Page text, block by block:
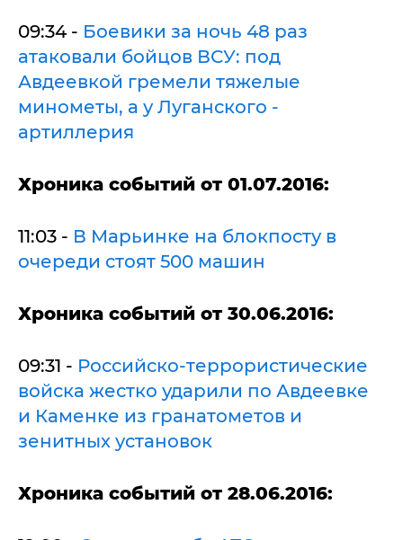
09:34 - Боевики за ночь 48 раз
атаковали бойцов ВСУ: под
Авдеевкой гремели тяжелые
минометы, а у Луганского -
артиллерия
Хроника событий от 01.07.2016:
11:03 - В Марьинке на блокпосту в
очереди стоят 500 машин
Хроника событий от 30.06.2016:
09:31 - Российско-террористические
войска жестко ударили по Авдеевке
и Каменке из гранатометов и
зенитных установок
Хроника событий от 28.06.2016: